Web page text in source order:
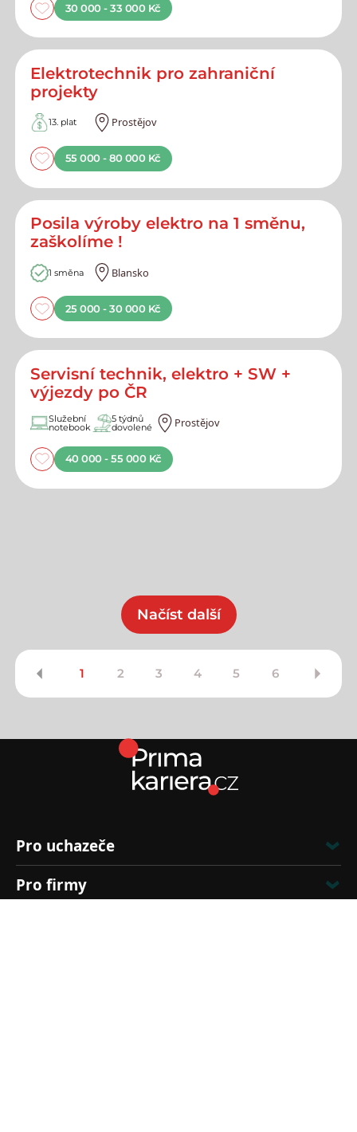
30 000 - 33 000 Kč
Elektrotechnik pro zahraniční
projekty
13. plat Prostějov
55 000 - 80 000 Kč
Posila výroby elektro na 1 směnu,
zaškolíme !
1 směna Blansko
25 000 - 30 000 Kč
Servisní technik, elektro + SW +
výjezdy po ČR
Služební
notebook
5 týdnů
dovolené Prostějov
40 000 - 55 000 Kč
Načíst další
1 2 3 4 5 6
Pro uchazeče
Pro firmy